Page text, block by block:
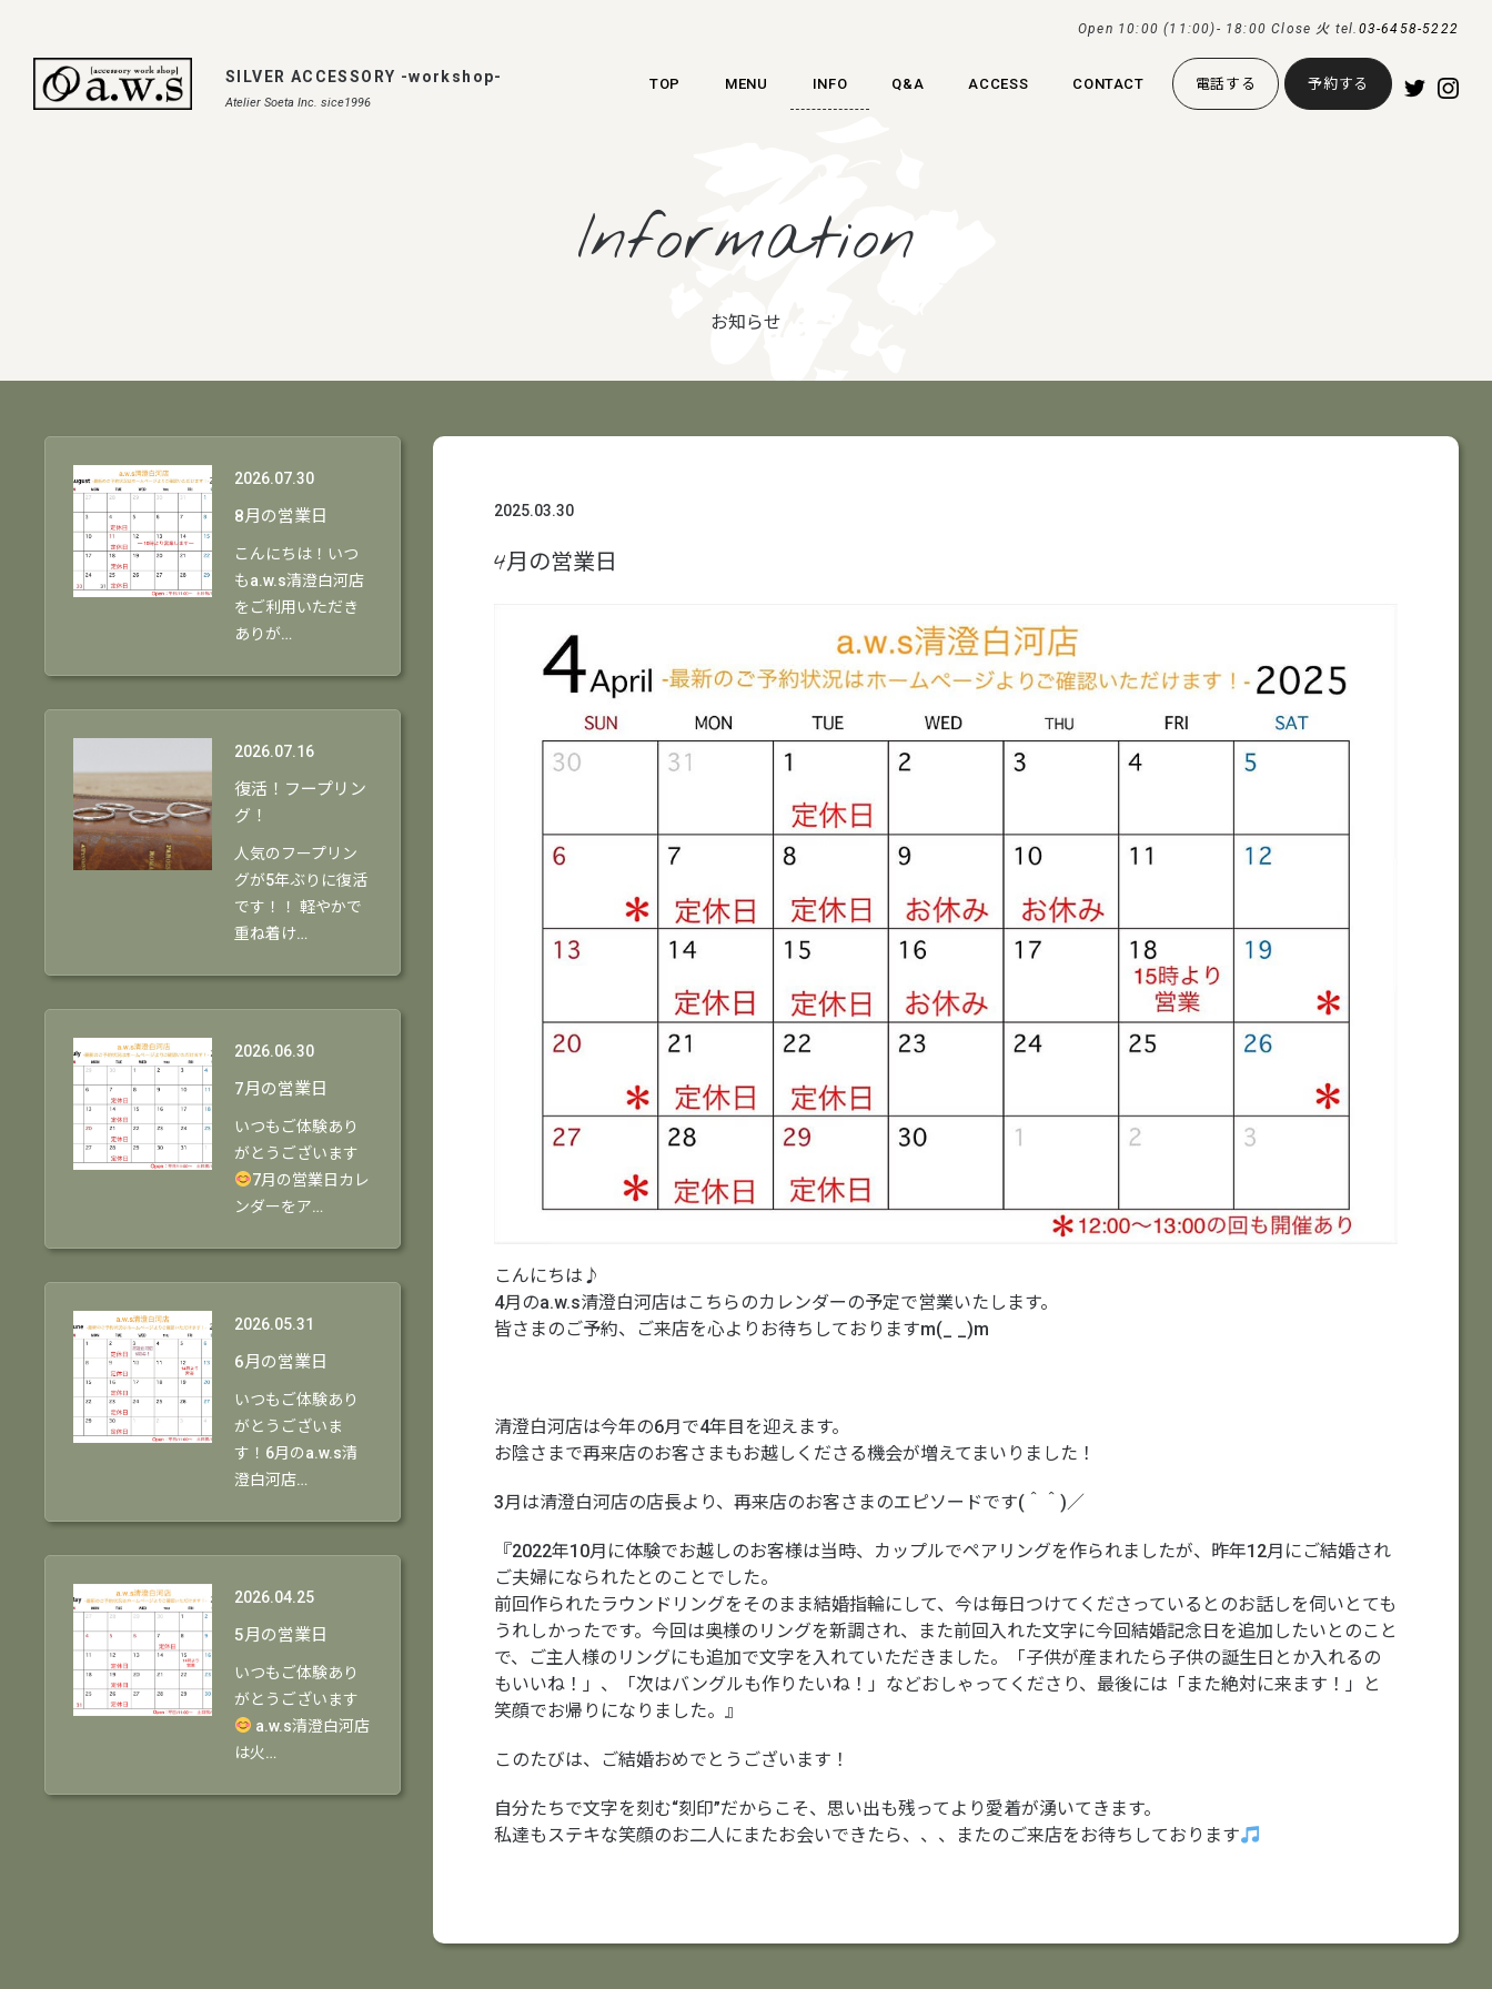
Open 10:00 (11:00)- 18:00 Close 火 tel. 03-6458-5222
SILVER ACCESSORY -workshop-
Atelier Soeta Inc. sice1996
TOP MENU INFO Q&A ACCESS CONTACT 電話する 予約する
Information
お知らせ
2025.03.30
4月の営業日
こんにちは♪
4月のa.w.s清澄白河店はこちらのカレンダーの予定で営業いたします。
皆さまのご予約、ご来店を心よりお待ちしておりますm(_ _)m
清澄白河店は今年の6月で4年目を迎えます。
お陰さまで再来店のお客さまもお越しくださる機会が増えてまいりました！
3月は清澄白河店の店長より、再来店のお客さまのエピソードです(＾＾)／
『2022年10月に体験でお越しのお客様は当時、カップルでペアリングを作られましたが、昨年12月にご結婚され
ご夫婦になられたとのことでした。
前回作られたラウンドリングをそのまま結婚指輪にして、今は毎日つけてくださっているとのお話しを伺いとても
うれしかったです。今回は奥様のリングを新調され、また前回入れた文字に今回結婚記念日を追加したいとのこと
で、ご主人様のリングにも追加で文字を入れていただきました。「子供が産まれたら子供の誕生日とか入れるの
もいいね！」、「次はバングルも作りたいね！」などおしゃってくださり、最後には「また絶対に来ます！」と
笑顔でお帰りになりました。』
このたびは、ご結婚おめでとうございます！
自分たちで文字を刻む“刻印”だからこそ、思い出も残ってより愛着が湧いてきます。
私達もステキな笑顔のお二人にまたお会いできたら、、、またのご来店をお待ちしております
2026.07.30
8月の営業日
こんにちは！いつ
もa.w.s清澄白河店
をご利用いただき
ありが…
2026.07.16
復活！フープリン
グ！
人気のフープリン
グが5年ぶりに復活
です！！ 軽やかで
重ね着け…
2026.06.30
7月の営業日
いつもご体験あり
がとうございます
7月の営業日カレ
ンダーをア…
2026.05.31
6月の営業日
いつもご体験あり
がとうございま
す！6月のa.w.s清
澄白河店…
2026.04.25
5月の営業日
いつもご体験あり
がとうございます
a.w.s清澄白河店
は火…